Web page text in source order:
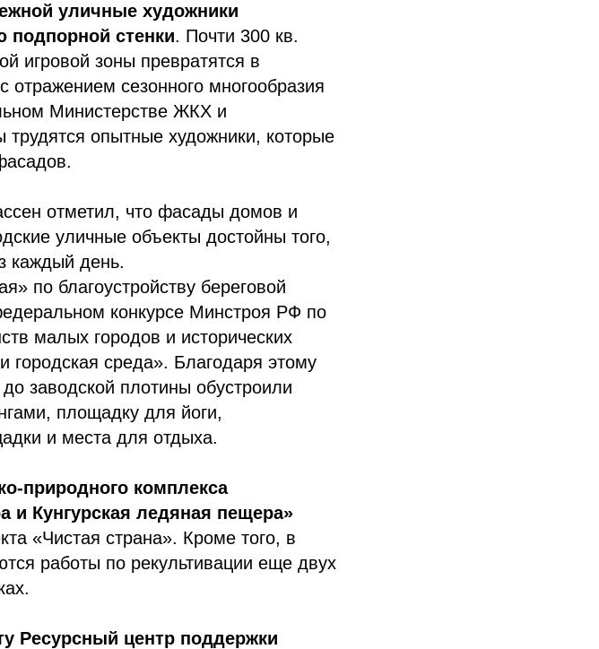
уличные художники
стенки. Почти 300 кв.
игровой зоны превратятся в
сезонного многообразия
Министерстве ЖКХ и
трудятся опытные художники, которые
отметил, что фасады домов и
уличные объекты достойны того,
каждый день.
по благоустройству береговой
конкурсе Минстроя РФ по
малых городов и исторических
городская среда». Благодаря этому
заводской плотины обустроили
площадку для йоги,
и места для отдыха.
природного комплекса
и Кунгурская ледяная пещера»
«Чистая страна». Кроме того, в
работы по рекультивации еще двух
Ресурсный центр поддержки